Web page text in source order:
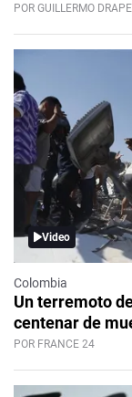
POR GUILLERMO
Video
Colombia
Un terremoto
centenar de
POR FRANCE 24